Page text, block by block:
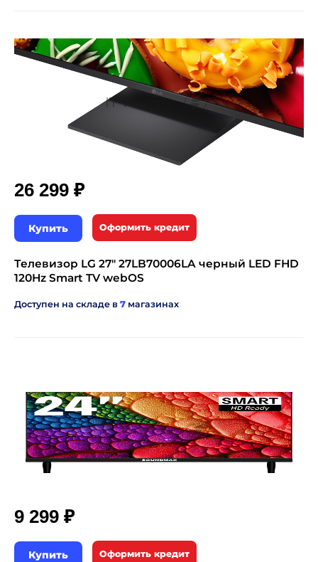
26 299 ₽
Купить Оформить кредит
Телевизор LG 27" 27LB70006LA черный LED FHD
120Hz Smart TV webOS
Доступен на складе в 7 магазинах
9 299 ₽
Купить Оформить кредит